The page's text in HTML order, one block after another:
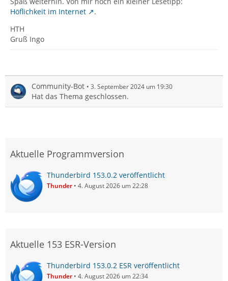
Höflichkeit im Internet
.
HTH
Gruß Ingo
Community-Bot 3. September 2024 um 19:30
Hat das Thema geschlossen.
Aktuelle Programmversion
Thunderbird 153.0.2 veröffentlicht
Thunder 4. August 2026 um 22:28
Aktuelle 153 ESR-Version
Thunderbird 153.0.2 ESR veröffentlicht
Thunder 4. August 2026 um 22:34